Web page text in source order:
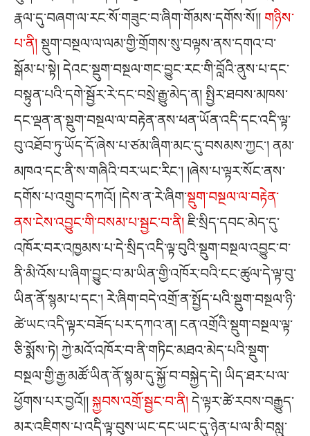
རྣལ་དུ་བཞག་ལ་རང་སོ་གཟུང་བ་ཞིག་གོམས་དགོས་སོ།། གཉིས་
པ་ནི། སྡུག་བསྔལ་ལ་ལམ་གྱི་གྲོགས་སུ་བལྟས་ནས་དགའ་བ་
སྒོམ་པ་སྟེ། དེའང་སྡུག་བསྔལ་གང་བྱུང་རང་གི་བློའི་ནུས་པ་དང་
བསྟུན་པའི་དགེ་སྦྱོར་རེ་དང་བསྲེ་རྒྱུ་མེད་ན། སྤྱིར་ཐབས་མཁས་
དང་ལྡན་ན་སྡུག་བསྔལ་ལ་བརྟེན་ནས་ཕན་ཡོན་འདི་དང་འདི་ལྟ་
བུ་འཐོབ་ཏུ་ཡོད་དོ་ཞེས་པ་ཙམ་ཞིག་མང་དུ་བསམས་ཀྱང༌། ནམ་
མཁའ་དང་ནི་ས་གཞིའི་བར་ཡང་རིང༌། །ཞེས་པ་ལྟར་སོང་ནས་
དགོས་པ་འགྲུབ་དཀའོ། །དེས་ན་རེ་ཞིག་སྡུག་བསྔལ་ལ་བརྟེན་
ནས་ངེས་འབྱུང་གི་བསམ་པ་སྦྱང་བ་ནི། ཇི་སྲིད་དབང་མེད་དུ་
འཁོར་བར་འཁྱམས་པ་དེ་སྲིད་འདི་ལྟ་བུའི་སྡུག་བསྔལ་འབྱུང་བ་
ནི་མི་འོས་པ་ཞིག་བྱུང་བ་མ་ཡིན་གྱི་འཁོར་བའི་ངང་ཚུལ་དེ་ལྟ་བུ་
ཡིན་ནོ་སྙམ་པ་དང༌། རེ་ཞིག་བདེ་འགྲོ་ན་སྤྱོད་པའི་སྡུག་བསྔལ་ཉི་
ཚེ་ཡང་འདི་ལྟར་བཟོད་པར་དཀའ་ན། ངན་འགྲོའི་སྡུག་བསྔལ་ལྟ་
ཅི་སྨོས་ཏེ། ཀྱེ་མའོ་འཁོར་བ་ནི་གཏིང་མཐའ་མེད་པའི་སྡུག་
བསྔལ་གྱི་རྒྱ་མཚོ་ཡིན་ནོ་སྙམ་དུ་སྐྱོ་བ་བསྐྱེད་དེ། ཡིད་ཐར་པ་ལ་
ཕྱོགས་པར་བྱའོ།། སྐྱབས་འགྲོ་སྦྱང་བ་ནི། དེ་ལྟར་ཚེ་རབས་བརྒྱུད་
མར་འཇིགས་པ་འདི་ལྟ་བུས་ཡང་དང་ཡང་དུ་ཉེན་པ་ལ་མི་བསླུ་